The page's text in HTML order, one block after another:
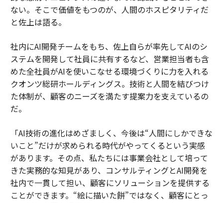
ない。そこで価値をもつのが、人間のホスピタリティだ
と佐上は語る。
社内にAI開発チームをもち、佐上自らが率先してAIのシ
ステムを開発して社員に共有するなど、営業担当者も含
めた全社員がAIを使いこなせる環境づくりに力を入れる
クオンツ総研ホールディングス。技術と人間を結びつけ
た体制が、顧客のニーズを満たす提案力を支えているの
だ。
「AI技術の進化はめざましく、今後は“人間にしかできな
いこと”だけが求められる時代がやってくるという実感
があります。その点、私たちには事業会社として培って
きた実務的な知見があり、コンサルティングとAI開発を
社内で一貫して担い、顧客にソリューションを提供する
ことができます。“絵に描いた餅”ではなく、顧客にとっ